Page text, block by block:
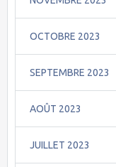
OCTOBRE 2023
SEPTEMBRE 2023
AOÛT 2023
JUILLET 2023